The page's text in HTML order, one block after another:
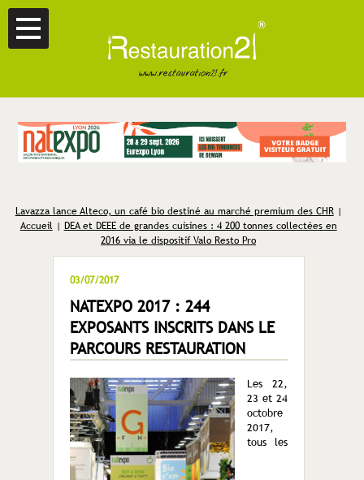
Lavazza lance Alteco, un café bio destiné au marché premium des CHR|
Accueil | DEA et DEEE de grandes cuisines : 4 200 tonnes collectées en
2016 via le dispositif Valo Resto Pro
03/07/2017
NATEXPO 2017 : 244
EXPOSANTS INSCRITS DANS LE
PARCOURS RESTAURATION
Les 22,
23 et 24
octobre
2017,
tous les